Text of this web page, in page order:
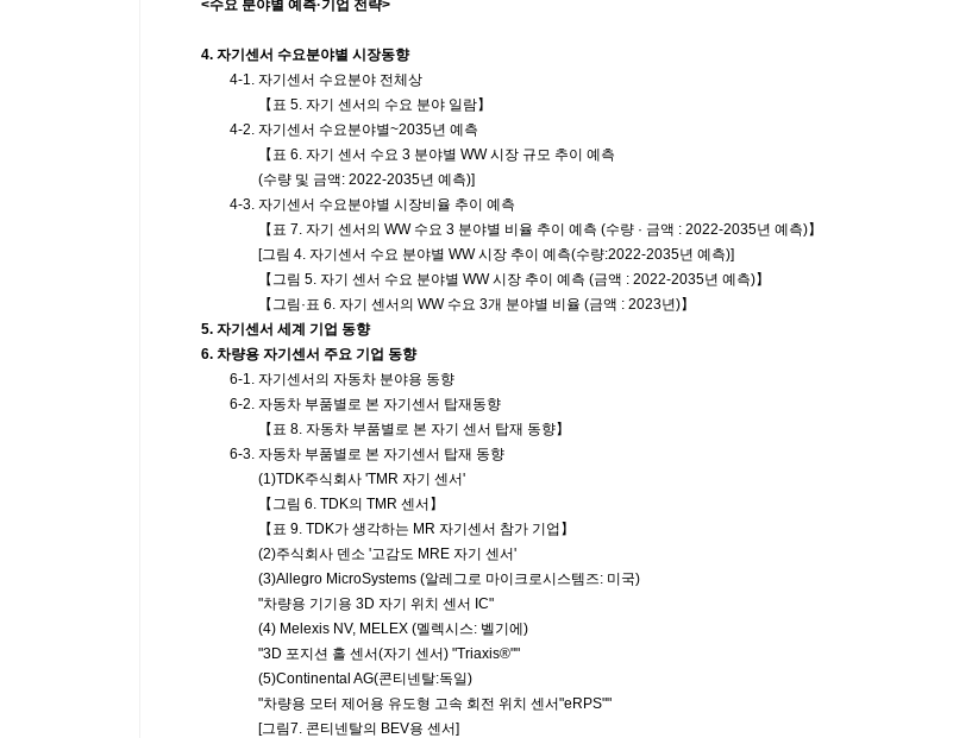
<수요 분야별 예측·기업 전략>
4. 자기센서 수요분야별 시장동향
4-1. 자기센서 수요분야 전체상
【표 5. 자기 센서의 수요 분야 일람】
4-2. 자기센서 수요분야별~2035년 예측
【표 6. 자기 센서 수요 3 분야별 WW 시장 규모 추이 예측
(수량 및 금액: 2022-2035년 예측)]
4-3. 자기센서 수요분야별 시장비율 추이 예측
【표 7. 자기 센서의 WW 수요 3 분야별 비율 추이 예측 (수량 · 금액 : 2022-2035년 예측)】
[그림 4. 자기센서 수요 분야별 WW 시장 추이 예측(수량:2022-2035년 예측)]
【그림 5. 자기 센서 수요 분야별 WW 시장 추이 예측 (금액 : 2022-2035년 예측)】
【그림·표 6. 자기 센서의 WW 수요 3개 분야별 비율 (금액 : 2023년)】
5. 자기센서 세계 기업 동향
6. 차량용 자기센서 주요 기업 동향
6-1. 자기센서의 자동차 분야용 동향
6-2. 자동차 부품별로 본 자기센서 탑재동향
【표 8. 자동차 부품별로 본 자기 센서 탑재 동향】
6-3. 자동차 부품별로 본 자기센서 탑재 동향
(1)TDK주식회사 'TMR 자기 센서'
【그림 6. TDK의 TMR 센서】
【표 9. TDK가 생각하는 MR 자기센서 참가 기업】
(2)주식회사 덴소 '고감도 MRE 자기 센서'
(3)Allegro MicroSystems (알레그로 마이크로시스템즈: 미국)
"차량용 기기용 3D 자기 위치 센서 IC"
(4) Melexis NV, MELEX (멜렉시스: 벨기에)
"3D 포지션 홀 센서(자기 센서) "Triaxis®""
(5)Continental AG(콘티넨탈:독일)
"차량용 모터 제어용 유도형 고속 회전 위치 센서"eRPS""
[그림7. 콘티넨탈의 BEV용 센서]